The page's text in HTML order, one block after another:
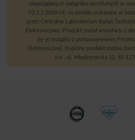
niepożądanych nadajnika określonych w
V2.1.1:2018-01, co zostało wykazane w
przez Centralne Laboratorium Badań
Elektronicznej. Produkt został wycofany z
się w związku z postanowieniem
Elektronicznej. Kupiony produkt można
o.o., ul. Międzyrzecka 12, 65-127